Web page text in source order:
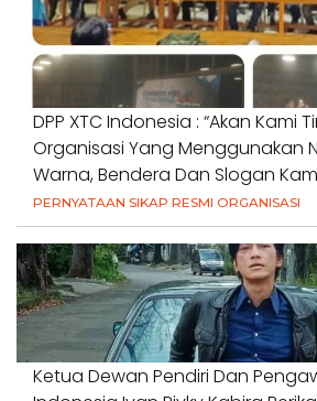
DPP XTC Indonesia : “Akan Kami
Organisasi Yang Menggunakan
Warna, Bendera Dan Slogan
PERNYATAAN SIKAP RESMI ORGANISASI
Ketua Dewan Pendiri Dan